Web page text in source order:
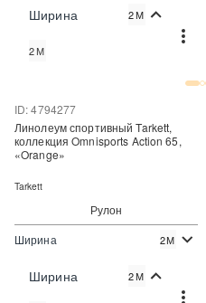
Цена:Ширина 2М
2М
Рулон
ID: 4794277
Цена:
Линолеум спортивный Tarkett,
коллекция Omnisports Action 65,
«Orange»
Tarkett
Ширина 2М
Ширина 2М